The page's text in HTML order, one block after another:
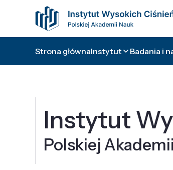
Strona głównaInstytut Badania i
Instytut
Polskiej